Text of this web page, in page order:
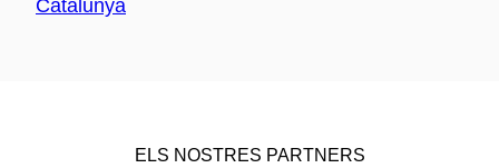
ELS NOSTRES PARTNERS